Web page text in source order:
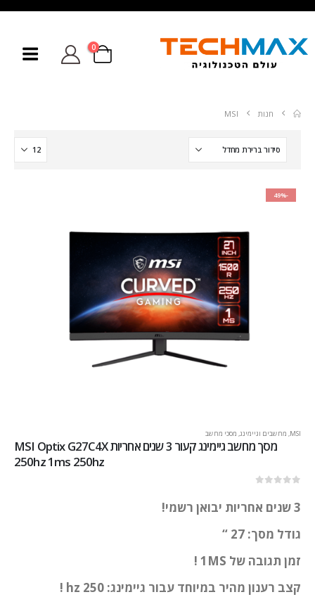
0
חנות MSI
-49%
MSI
, מחשבים וגיימינג, מסכי מחשב
מסך מחשב גיימינג קעור 3 שנים אחריות MSI Optix G27C4X
250hz 1ms 250hz
3 שנים אחריות יבואן רשמי!
גודל מסך: 27 “
זמן תגובה של 1MS !
קצב רענון מהיר במיוחד עבור גיימינג: 250 hz !